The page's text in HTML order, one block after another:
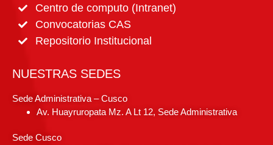
Centro de computo (Intranet)
Convocatorias CAS
Repositorio Institucional
NUESTRAS SEDES
Sede Administrativa – Cusco
Av. Huayruropata Mz. A Lt 12, Sede Administrativa
Sede Cusco